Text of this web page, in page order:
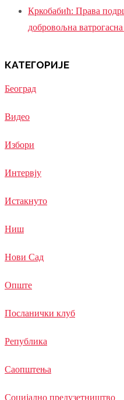
Кркобабић: Права
добровољна
КАТЕГОРИЈЕ
Београд
Видео
Избори
Интервју
Истакнуто
Ниш
Нови Сад
Опште
Посланички клуб
Република
Саопштења
Социјално предузетништво